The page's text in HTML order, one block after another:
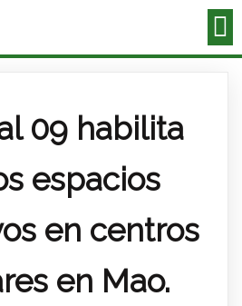
09 habilita
espacios
en centros
en Mao.